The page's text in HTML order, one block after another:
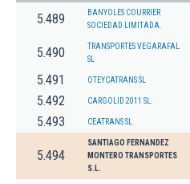
5.489
BANYOLES COURRIER
SOCIEDAD LIMITADA.
5.490
TRANSPORTES VEGARAFAL
SL
5.491 OTEYCATRANS SL
5.492 CARGOLID 2011 SL.
5.493 CEATRANS SL
5.494
SANTIAGO FERNANDEZ
MONTERO TRANSPORTES
S.L.